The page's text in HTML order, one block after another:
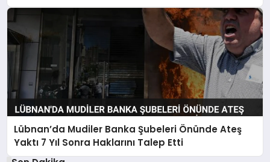
Lübnan’da Mudiler Banka Şubeleri Önünde Ateş
Yaktı 7 Yıl Sonra Haklarını Talep Etti